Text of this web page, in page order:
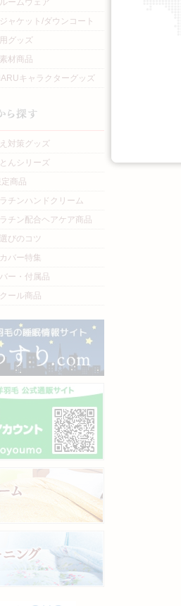
ームウェア
ャケット/ダウンコート
グッズ
材商品
キャラクターグッズ
対策グッズ
んシリーズ
商品
チンハンドクリーム
チン配合ヘアケア商品
びのコツ
バー特集
ー・付属品
ール商品